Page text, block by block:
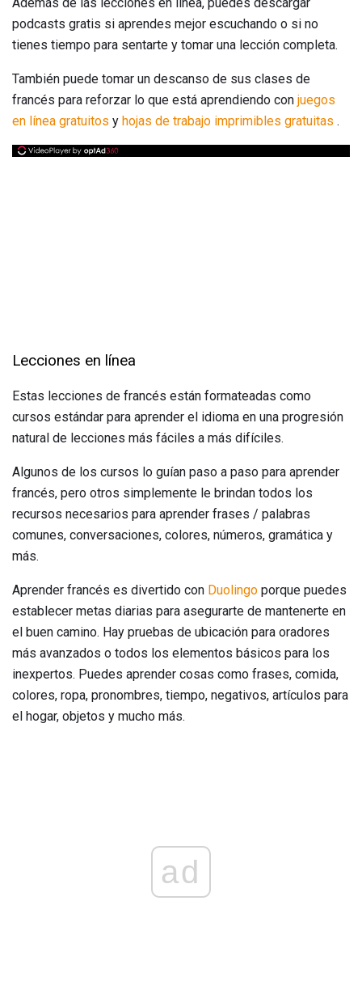
podcasts gratis si aprendes mejor escuchando o si no
tienes tiempo para sentarte y tomar una lección completa.
También puede tomar un descanso de sus clases de
francés para reforzar lo que está aprendiendo con juegos
en línea gratuitos y hojas de trabajo imprimibles gratuitas .
Lecciones en línea
Estas lecciones de francés están formateadas como
cursos estándar para aprender el idioma en una progresión
natural de lecciones más fáciles a más difíciles.
Algunos de los cursos lo guían paso a paso para aprender
francés, pero otros simplemente le brindan todos los
recursos necesarios para aprender frases / palabras
comunes, conversaciones, colores, números, gramática y
más.
Aprender francés es divertido con Duolingo porque puedes
establecer metas diarias para asegurarte de mantenerte en
el buen camino. Hay pruebas de ubicación para oradores
más avanzados o todos los elementos básicos para los
inexpertos. Puedes aprender cosas como frases, comida,
colores, ropa, pronombres, tiempo, negativos, artículos para
el hogar, objetos y mucho más.
ad